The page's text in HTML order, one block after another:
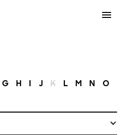
G H I J K L M N O